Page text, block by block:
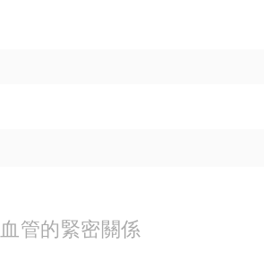
管的緊密關係